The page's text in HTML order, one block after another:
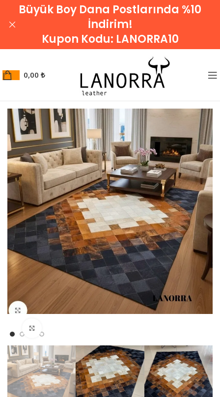
0,00 ₺
Büyük Boy Dana Postlarında %10
İndirim!
Kupon Kodu: LANORRA10